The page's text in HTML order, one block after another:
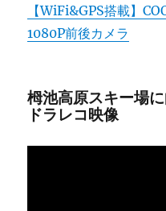
【WiFi&GPS搭載】
1080P前後カメラ
栂池高原スキー場
ドラレコ映像